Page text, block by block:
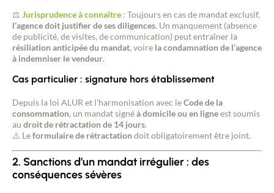
⚖️ Jurisprudence à connaître : Toujours en cas de mandat exclusif,
l’agence doit justifier de ses diligences. Un manquement (absence
de publicité, de visites, de communication) peut entraîner la
résiliation anticipée du mandat, voire la condamnation de l’agence
à indemniser le vendeur.
Cas particulier : signature hors établissement
Depuis la loi ALUR et l’harmonisation avec leCode de la
consommation, un mandat signéà domicile ou en ligneest soumis
au droit de rétractation de 14 jours.
⚠️ Leformulaire de rétractation doit obligatoirement être joint.
2. Sanctions d’un mandat irrégulier : des
conséquences sévères